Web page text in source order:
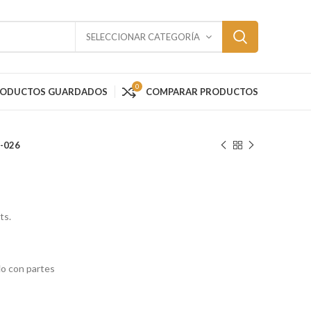
SELECCIONAR CATEGORÍA
GUARDADOS 0 COMPARAR PRODUCTOS
026
con partes